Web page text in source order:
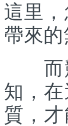
這里
帶來的
而競
知，
質，